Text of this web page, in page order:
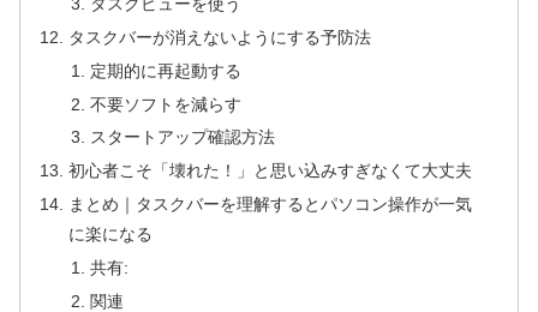
タスクバーが消えないようにする予防法
定期的に再起動する
不要ソフトを減らす
スタートアップ確認方法
初心者こそ「壊れた！」と思い込みすぎなくて大丈夫
まとめ｜タスクバーを理解するとパソコン操作が一気
に楽になる
共有:
関連